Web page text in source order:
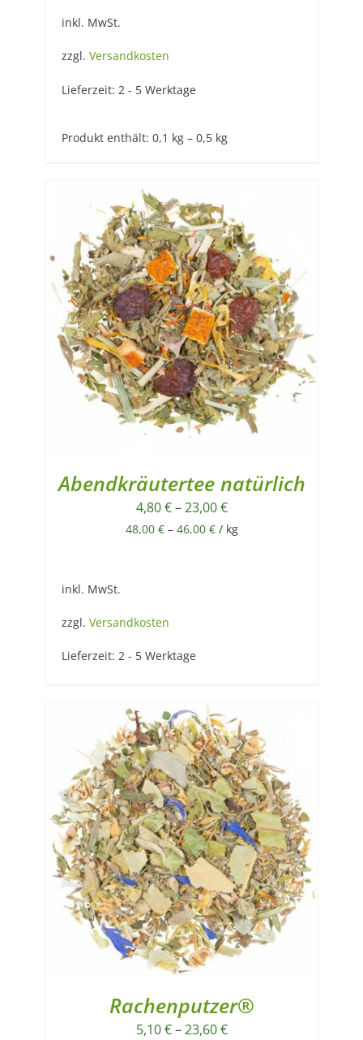
inkl. MwSt.
zzgl. Versandkosten
Lieferzeit: 2 - 5 Werktage
Produkt enthält: 0,1 kg – 0,5 kg
Abendkräutertee natürlich
4,80€–23,00€
48,00 €– 46,00 €/ kg
inkl. MwSt.
zzgl. Versandkosten
Lieferzeit: 2 - 5 Werktage
Rachenputzer®
5,10€–23,60€